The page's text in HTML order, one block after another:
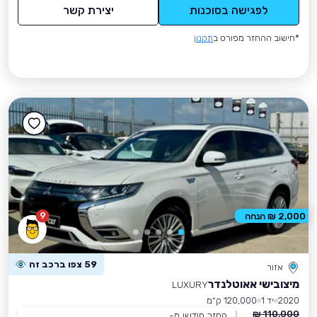
לפגישה בסוכנות יצירת קשר
*חישוב ההחזר מפורט בתקנון
9
אזור 59 צפו ברכב זה
מיצובישי אאוטלנדרLUXURY
2020 יד 1
120,000 ק״מ
110,000 ₪
2,000 ₪ הנחה